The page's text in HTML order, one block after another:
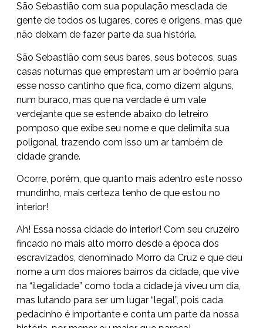
São Sebastião com sua população mesclada de
gente de todos os lugares, cores e origens, mas que
não deixam de fazer parte da sua história.
São Sebastião com seus bares, seus botecos, suas
casas noturnas que emprestam um ar boêmio para
esse nosso cantinho que fica, como dizem alguns,
num buraco, mas que na verdade é um vale
verdejante que se estende abaixo do letreiro
pomposo que exibe seu nome e que delimita sua
poligonal, trazendo com isso um ar também de
cidade grande.
Ocorre, porém, que quanto mais adentro este nosso
mundinho, mais certeza tenho de que estou no
interior!
Ah! Essa nossa cidade do interior! Com seu cruzeiro
fincado no mais alto morro desde a época dos
escravizados, denominado Morro da Cruz e que deu
nome a um dos maiores bairros da cidade, que vive
na “ilegalidade” como toda a cidade já viveu um dia,
mas lutando para ser um lugar “legal”, pois cada
pedacinho é importante e conta um parte da nossa